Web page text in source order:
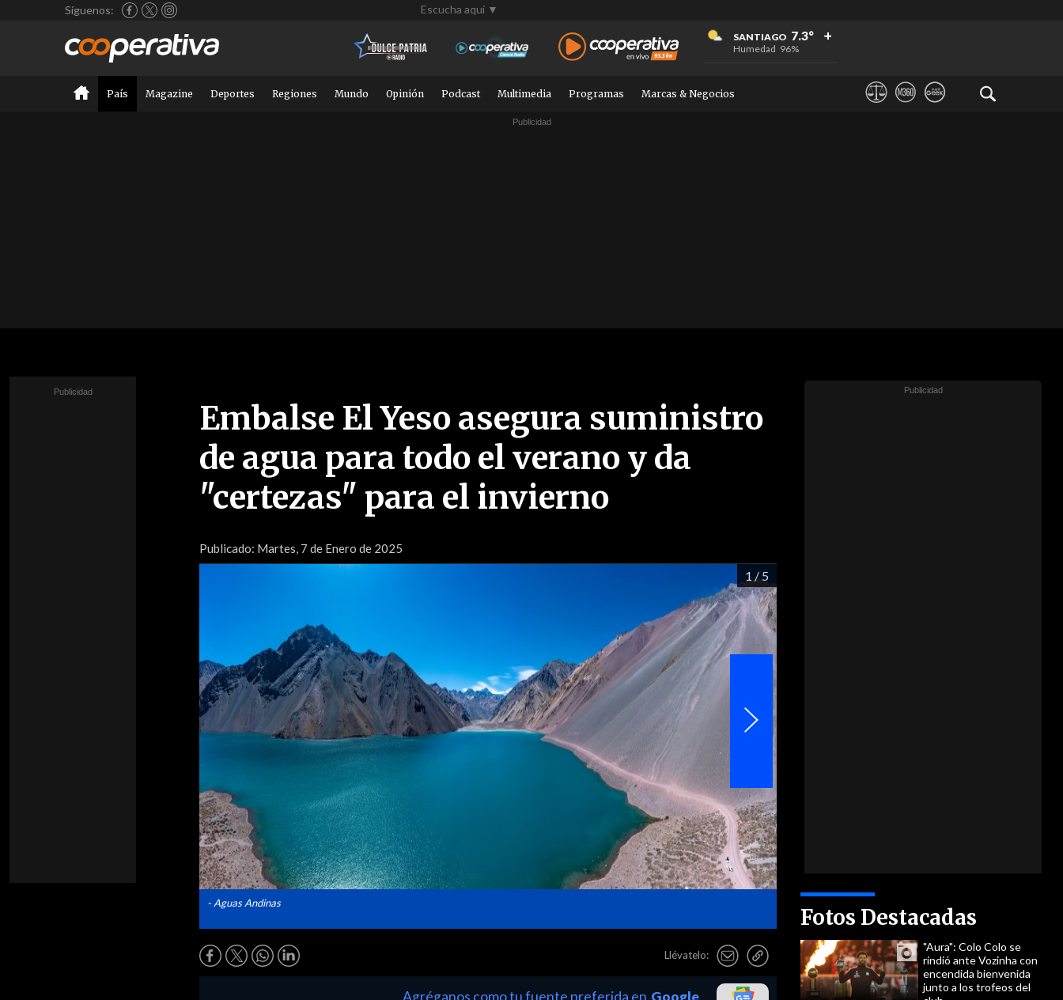
Síguenos: Escucha aquí ▼
SANTIAGO 7.3°
Humedad 96%
+
+
+
País Magazine Deportes Regiones Mundo Opinión Podcast Multimedia Programas Marcas & Negocios
Embalse El Yeso asegura suministro
de agua para todo el verano y da
"certezas" para el invierno
Publicado: Martes, 7 de Enero de 2025
1 / 5
- Aguas Andinas
Llévatelo:
Fotos Destacadas
"Aura": Colo Colo se
rindió ante Vozinha con
encendida bienvenida
junto a los trofeos del
Agréganos como tu fuente preferida en Google